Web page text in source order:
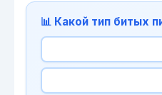
📊 Какой тип битых